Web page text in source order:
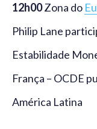
12h00Zona do
Philip Lane
Estabilidade
França – OCDE
América Latina